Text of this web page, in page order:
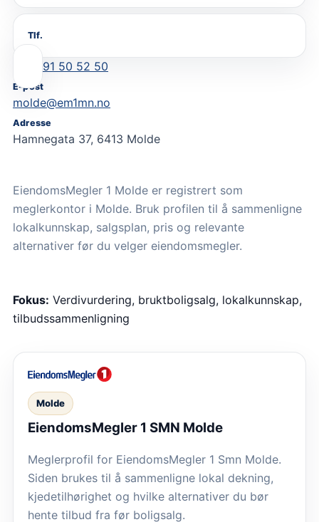
Tlf.
91 50 52 50
E-post
molde@em1mn.no
Adresse
Hamnegata 37, 6413 Molde
EiendomsMegler 1 Molde er registrert som
meglerkontor i Molde. Bruk profilen til å sammenligne
lokalkunnskap, salgsplan, pris og relevante
alternativer før du velger eiendomsmegler.
Fokus: Verdivurdering, bruktboligsalg, lokalkunnskap,
tilbudssammenligning
Molde
EiendomsMegler 1 SMN Molde
Meglerprofil for EiendomsMegler 1 Smn Molde.
Siden brukes til å sammenligne lokal dekning,
kjedetilhørighet og hvilke alternativer du bør
hente tilbud fra før boligsalg.